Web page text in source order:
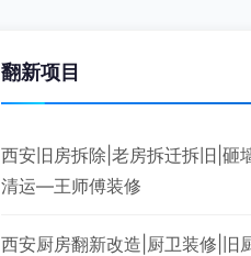
翻新项目
西安旧房拆除|老房拆迁拆旧|砸
清运—王师傅装修
西安厨房翻新改造|厨卫装修|旧